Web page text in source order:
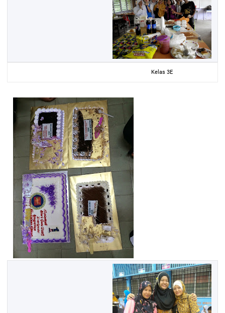
Kelas 3E